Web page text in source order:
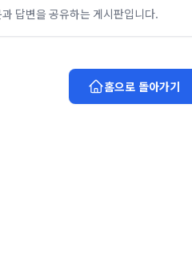
답변을 공유하는 게시판입니다.
홈으로 돌아가기